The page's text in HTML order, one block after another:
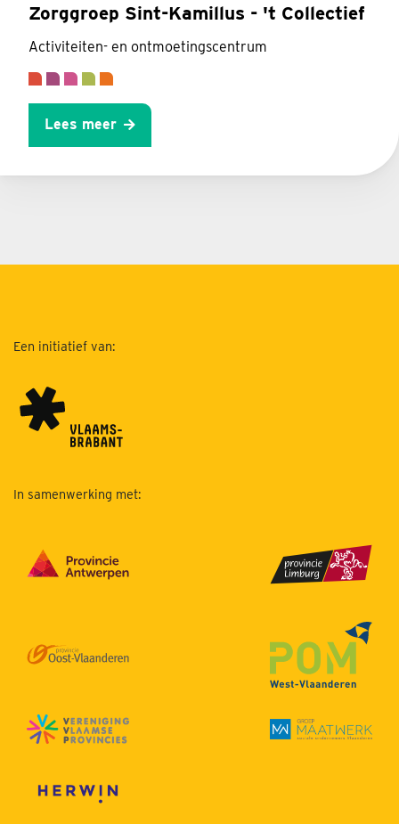
Zorggroep Sint-Kamillus - 't Collectief
Activiteiten- en ontmoetingscentrum
Lees meer
Een initiatief van:
In samenwerking met: